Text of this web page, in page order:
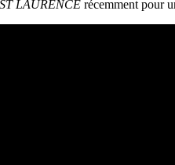
LAURENCE récemment pour